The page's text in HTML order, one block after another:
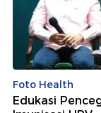
Foto Health
Edukasi